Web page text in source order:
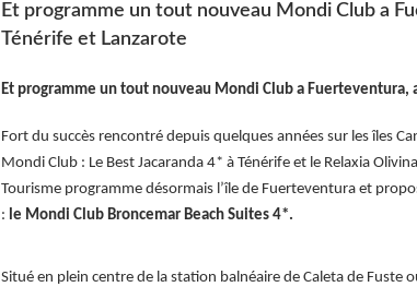
Et programme un tout nouveau Mondi Club a
Ténérife et Lanzarote
Et programme un tout nouveau Mondi Club a Fuerteventura,
Fort du succès rencontré depuis quelques années sur les îles
Mondi Club : Le Best Jacaranda 4* à Ténérife et le Relaxia
Tourisme programme désormais l’île de Fuerteventura et
: le Mondi Club Broncemar Beach Suites 4*.
Situé en plein centre de la station balnéaire de Caleta de Fuste